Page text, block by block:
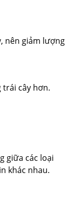
nên giảm lượng
cây hơn.
giữa các loại
khác nhau.